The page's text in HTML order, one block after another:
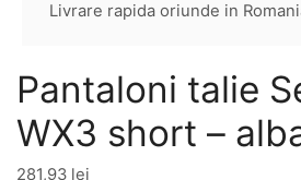
Livrare rapida oriunde in
Pantaloni talie
WX3 short –
281,93 lei